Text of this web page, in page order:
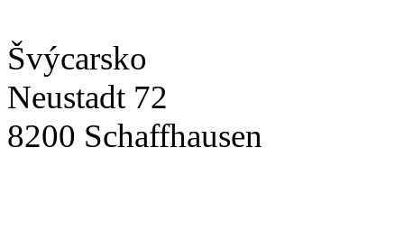
Švýcarsko
Neustadt 72
8200 Schaffhausen